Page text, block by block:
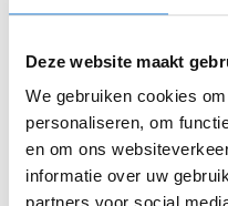
Deze website maakt
We gebruiken cookies
personaliseren, om
en om ons
informatie over uw
Deelnemers
10 van 15
Aanmelden is niet
Terug naar het overzicht